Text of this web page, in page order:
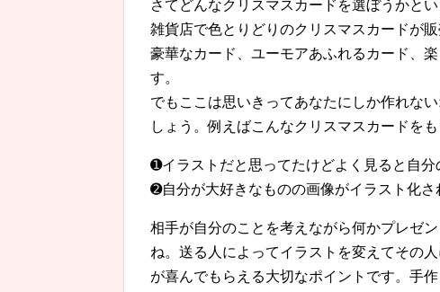
さてどんなクリスマスカードを選ぼうかと
雑貨店で色とりどりのクリスマスカードが
豪華なカード、ユーモアあふれるカード、
す。
でもここは思いきってあなたにしか作れな
しょう。例えばこんなクリスマスカードを
➊イラストだと思ってたけどよく見ると自分
➋自分が大好きなものの画像がイラスト化さ
相手が自分のことを考えながら何かプレゼ
ね。送る人によってイラストを変えてその
が喜んでもらえる大切なポイントです。手